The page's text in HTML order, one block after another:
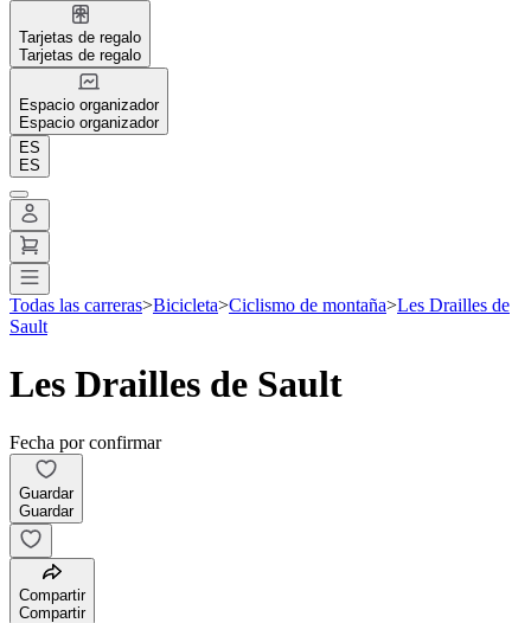
Tarjetas de regalo
Tarjetas de regalo
Espacio organizador
Espacio organizador
ES
ES
Todas las carreras>Bicicleta>Ciclismo de montaña>Les Drailles de
Sault
Les Drailles de Sault
Fecha por confirmar
Guardar
Guardar
Compartir
Compartir